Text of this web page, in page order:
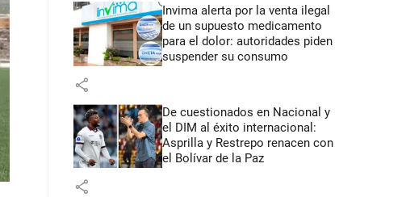
Invima alerta por la venta ilegal
de un supuesto medicamento
para el dolor: autoridades piden
suspender su consumo
share
De cuestionados en Nacional y
el DIM al éxito internacional:
Asprilla y Restrepo renacen con
el Bolívar de la Paz
share